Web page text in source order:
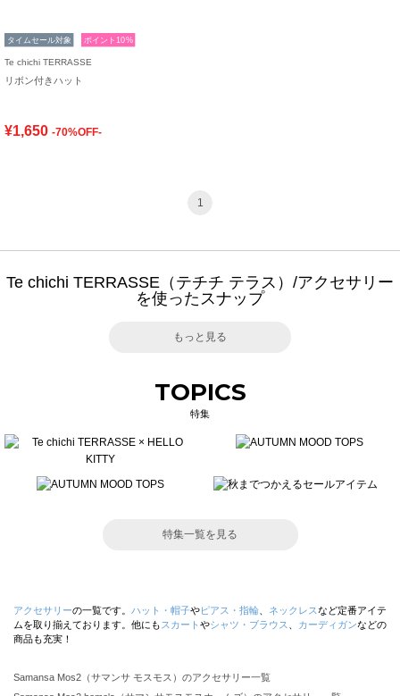
タイムセール対象 ポイント10%
Te chichi TERRASSE
リボン付きハット
¥1,650 -70%OFF-
1
Te chichi TERRASSE（テチチ テラス）/アクセサリー
を使ったスナップ
もっと見る
TOPICS
特集
特集一覧を見る
アクセサリーの一覧です。 ハット・帽子やピアス・指輪 ネックレスなど定番アイテ
ムを取り揃えております。他にも スカート やシャツ・ブラウス カーディガンなどの
商品も充実！
Samansa Mos2（サマンサ モスモス）のアクセサリー一覧